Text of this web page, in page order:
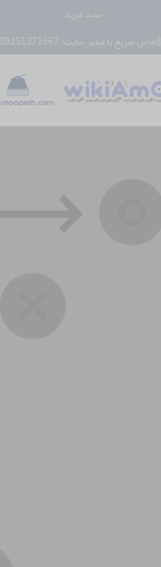
سبد خرید
[تماس سریع با مدیر سایت: 09151371667]